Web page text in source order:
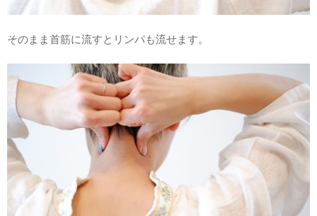
そのまま首筋に流すとリンパも流せます。